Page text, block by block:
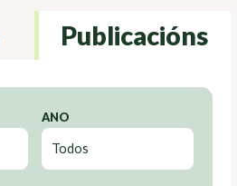
Publicacións
ANO